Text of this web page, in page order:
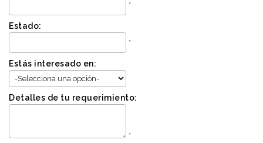
*
Estado:
*
Estás interesado en:
Detalles de tu requerimiento:
*